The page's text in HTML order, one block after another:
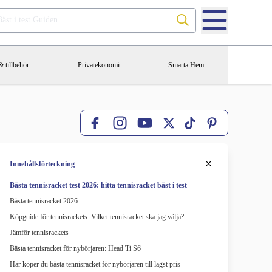
tillbehör Privatekonomi Smarta Hem
FacebookInstagramYouTube
X TikTokPinterest
Innehållsförteckning
Bästa tennisracket test 2026: hitta tennisracket bäst i test
Bästa tennisracket 2026
Köpguide för tennisrackets: Vilket tennisracket ska jag välja?
Jämför tennisrackets
Bästa tennisracket för nybörjaren: Head Ti S6
Här köper du bästa tennisracket för nybörjaren till lägst pris